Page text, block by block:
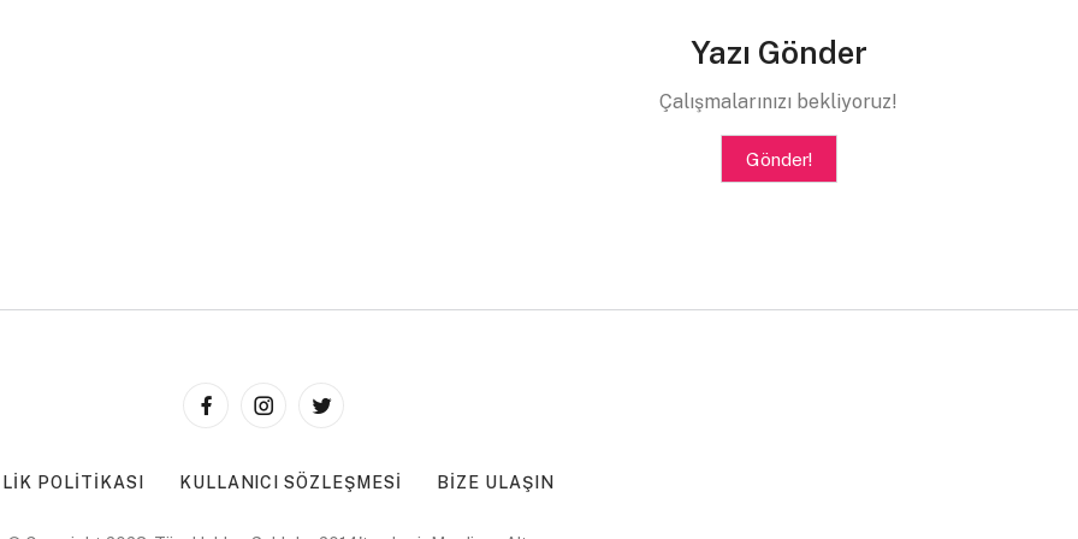
Yazı Gönder
Çalışmalarınızı bekliyoruz!
Gönder!
POLITIKASI KULLANICI SÖZLEŞMESI BIZE ULAŞIN